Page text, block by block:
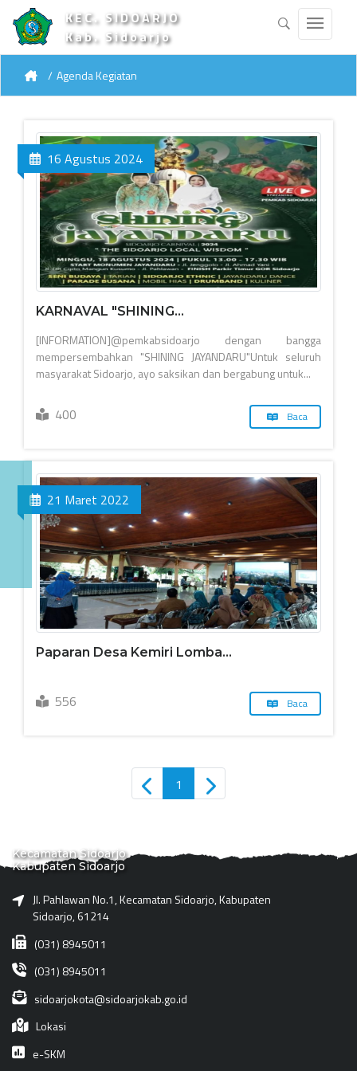
KEC. SIDOARJO
Kab. Sidoarjo
Agenda Kegiatan
16 Agustus 2024
KARNAVAL "SHINING...
[INFORMATION]@pemkabsidoarjo dengan bangga
mempersembahkan "SHINING JAYANDARU"Untuk seluruh
masyarakat Sidoarjo, ayo saksikan dan bergabung untuk...
400 Baca
21 Maret 2022
Paparan Desa Kemiri Lomba...
556 Baca
1
Kecamatan Sidoarjo
Kabupaten Sidoarjo
Jl. Pahlawan No.1, Kecamatan Sidoarjo, Kabupaten
Sidoarjo, 61214
(031) 8945011
(031) 8945011
sidoarjokota@sidoarjokab.go.id
Lokasi
e-SKM